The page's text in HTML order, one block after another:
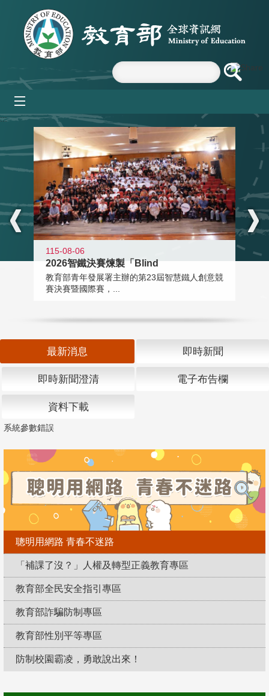
跳到主要內容區塊
:::
115-08-06
2026智鐵決賽煉製「Blind
教育部青年發展署主辦的第23屆智慧鐵人創意競
賽決賽暨國際賽，...
最新消息 即時新聞
即時新聞澄清 電子布告欄
資料下載
系統參數錯誤
聰明用網路 青春不迷路
「補課了沒？」人權及轉型正義教育專區
教育部全民安全指引專區
教育部詐騙防制專區
教育部性別平等專區
防制校園霸凌，勇敢說出來！